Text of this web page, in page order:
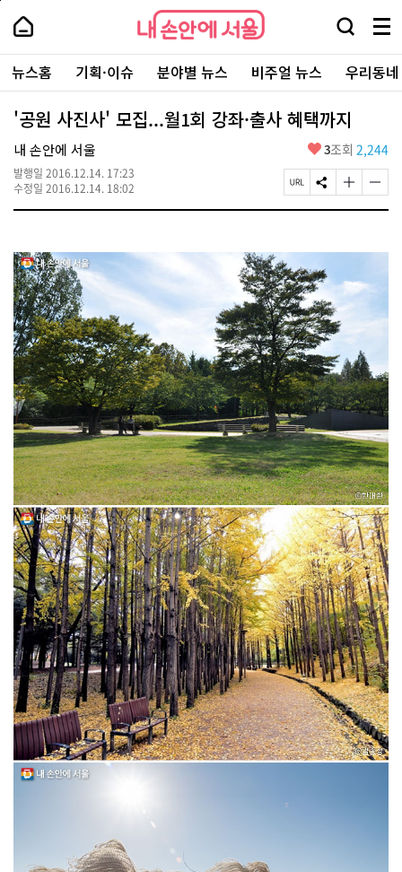
본
로
가
내
손
안
에
서
울
-
서
울
시
대
표
소
털
내
손
에
울
검
창
열
기
메
뉴
전
체
보
주
요
서
뉴스홈 기획·이슈 분야별 뉴스 비주얼 뉴스 우리동
'공원 사진사' 모집...월1회 강좌·출사 혜택까지
내 손안에 서울
발행일 2016.12.14. 17:23
수정일 2016.12.14. 18:02
좋
요
3조회 2,244
페
이
R
L
복
사
S
N
유
하
기
글
자
크
변
경
기
글
자
작
하
기
페
상
단
로